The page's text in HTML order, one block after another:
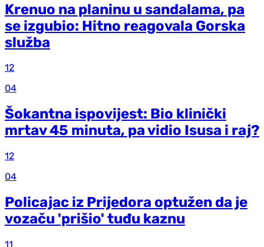
Krenuo na planinu u sandalama, pa
se izgubio: Hitno reagovala Gorska
služba
12
04
Šokantna ispovijest: Bio klinički
mrtav 45 minuta, pa vidio Isusa i raj?
12
04
Policajac iz Prijedora optužen da je
vozaču 'prišio' tuđu kaznu
11